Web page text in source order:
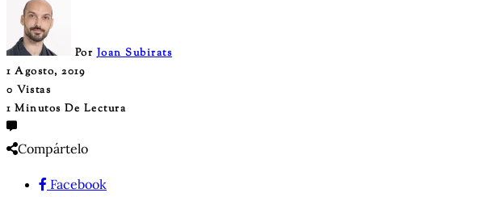
PorJoan Subirats
1 Agosto, 2019
0 Vistas
1 Minutos De Lectura
Compártelo
Facebook